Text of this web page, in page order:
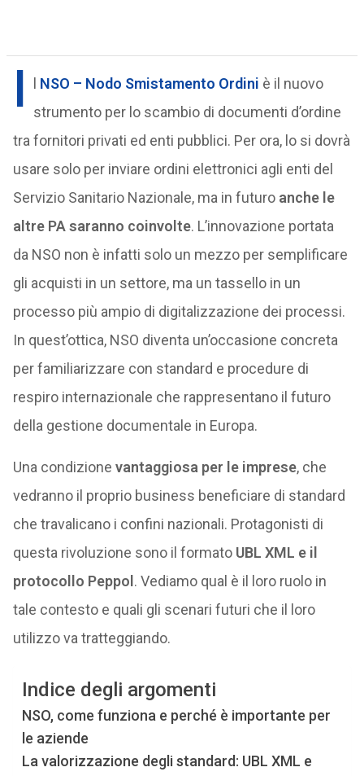
I NSO – Nodo Smistamento Ordini è il nuovo
strumento per lo scambio di documenti d’ordine
tra fornitori privati ed enti pubblici. Per ora, lo si dovrà
usare solo per inviare ordini elettronici agli enti del
Servizio Sanitario Nazionale, ma in futuro anche le
altre PA saranno coinvolte. L’innovazione portata
da NSO non è infatti solo un mezzo per semplificare
gli acquisti in un settore, ma un tassello in un
processo più ampio di digitalizzazione dei processi.
In quest’ottica, NSO diventa un’occasione concreta
per familiarizzare con standard e procedure di
respiro internazionale che rappresentano il futuro
della gestione documentale in Europa.
Una condizione vantaggiosa per le imprese, che
vedranno il proprio business beneficiare di standard
che travalicano i confini nazionali. Protagonisti di
questa rivoluzione sono il formato UBL XML e il
protocollo Peppol . Vediamo qual è il loro ruolo in
tale contesto e quali gli scenari futuri che il loro
utilizzo va tratteggiando.
Indice degli argomenti
NSO, come funziona e perché è importante per
le aziende
La valorizzazione degli standard: UBL XML e